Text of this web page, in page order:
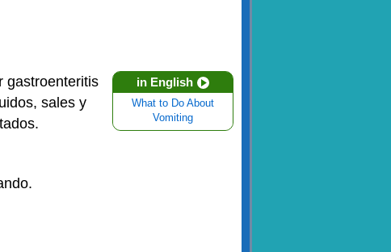
in English
What to Do About
Vomiting
gastroenteritis
sales y